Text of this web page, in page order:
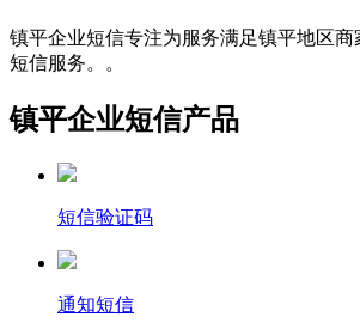
镇平企业短信专注为服务满足镇平地区
短信服务。。
镇平企业短信产品
短信验证码
通知短信